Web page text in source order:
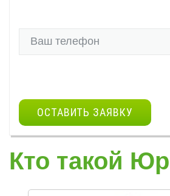
ОСТАВИТЬ ЗАЯВКУ
Кто такой